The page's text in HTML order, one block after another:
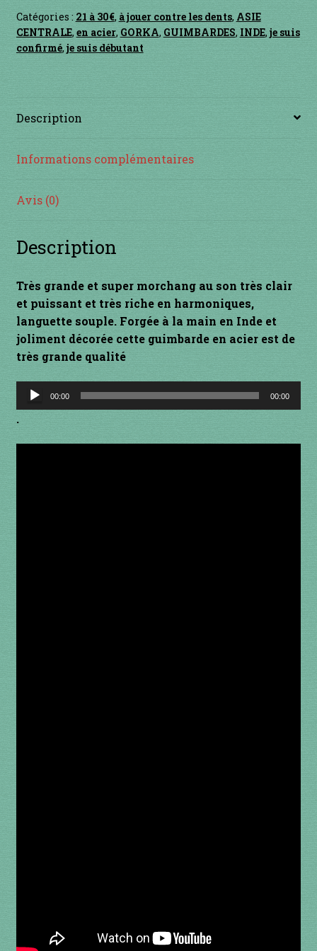
Contact
en acier
en bois
en bronze
GUIMBARDES
INSTRUMENTS DIVERS
je suis confirmé
81 à 90€
Catégories : 21 à 30€, à jouer contre les dents, ASIE
CENTRALE, en acier, GORKA, GUIMBARDES, INDE, je suis
confirmé, je suis débutant
Description
Informations complémentaires
Avis (0)
Description
Très grande et super morchang au son très clair
et puissant et très riche en harmoniques,
languette souple. Forgée à la main en Inde et
joliment décorée cette guimbarde en acier est de
très grande qualité
Lecteur
audio
00:00 00:00
.